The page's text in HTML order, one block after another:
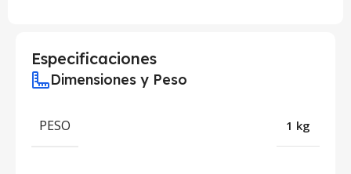
Especificaciones
Dimensiones y Peso
PESO 1 kg